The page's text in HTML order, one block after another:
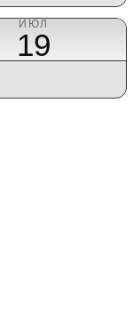
ИЮЛ
19